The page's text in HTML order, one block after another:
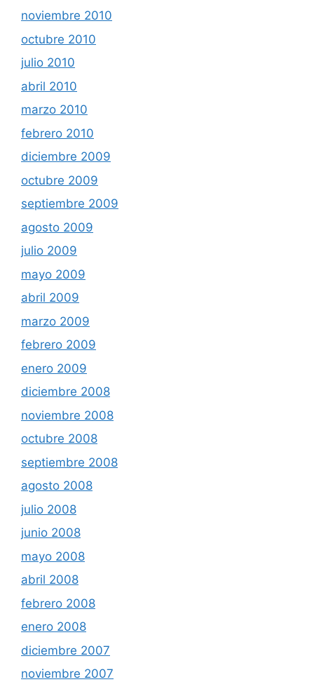
noviembre 2010
octubre 2010
julio 2010
abril 2010
marzo 2010
febrero 2010
diciembre 2009
octubre 2009
septiembre 2009
agosto 2009
julio 2009
mayo 2009
abril 2009
marzo 2009
febrero 2009
enero 2009
diciembre 2008
noviembre 2008
octubre 2008
septiembre 2008
agosto 2008
julio 2008
junio 2008
mayo 2008
abril 2008
febrero 2008
enero 2008
diciembre 2007
noviembre 2007